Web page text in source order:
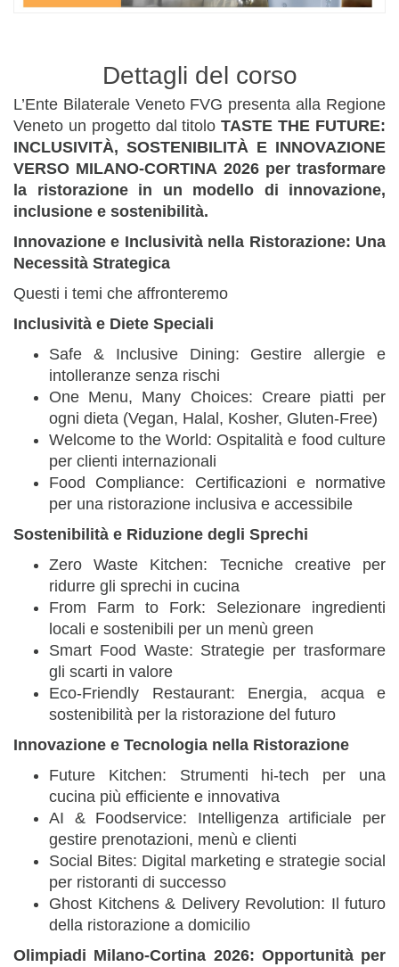
Dettagli del corso
L’Ente Bilaterale Veneto FVG presenta alla Regione
Veneto un progetto dal titolo TASTE THE FUTURE:
INCLUSIVITÀ, SOSTENIBILITÀ E INNOVAZIONE
VERSO MILANO-CORTINA 2026 per trasformare
la ristorazione in un modello di innovazione,
inclusione e sostenibilità.
Innovazione e Inclusività nella Ristorazione: Una
Necessità Strategica
Questi i temi che affronteremo
Inclusività e Diete Speciali
Safe & Inclusive Dining: Gestire allergie e
intolleranze senza rischi
One Menu, Many Choices: Creare piatti per
ogni dieta (Vegan, Halal, Kosher, Gluten-Free)
Welcome to the World: Ospitalità e food culture
per clienti internazionali
Food Compliance: Certificazioni e normative
per una ristorazione inclusiva e accessibile
Sostenibilità e Riduzione degli Sprechi
Zero Waste Kitchen: Tecniche creative per
ridurre gli sprechi in cucina
From Farm to Fork: Selezionare ingredienti
locali e sostenibili per un menù green
Smart Food Waste: Strategie per trasformare
gli scarti in valore
Eco-Friendly Restaurant: Energia, acqua e
sostenibilità per la ristorazione del futuro
Innovazione e Tecnologia nella Ristorazione
Future Kitchen: Strumenti hi-tech per una
cucina più efficiente e innovativa
AI & Foodservice: Intelligenza artificiale per
gestire prenotazioni, menù e clienti
Social Bites: Digital marketing e strategie social
per ristoranti di successo
Ghost Kitchens & Delivery Revolution: Il futuro
della ristorazione a domicilio
Olimpiadi Milano-Cortina 2026: Opportunità per